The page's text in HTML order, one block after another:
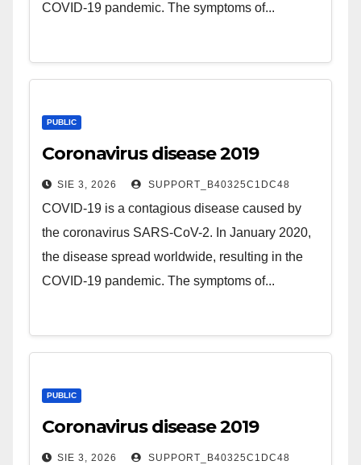
COVID-19 pandemic. The symptoms of...
PUBLIC
Coronavirus disease 2019
SIE 3, 2026 SUPPORT_B40325C1DC48
COVID-19 is a contagious disease caused by
the coronavirus SARS-CoV-2. In January 2020,
the disease spread worldwide, resulting in the
COVID-19 pandemic. The symptoms of...
PUBLIC
Coronavirus disease 2019
SIE 3, 2026 SUPPORT_B40325C1DC48